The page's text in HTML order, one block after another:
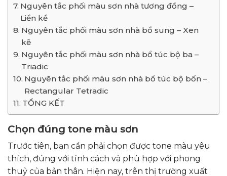
Nguyên tắc phối màu sơn nhà tương đồng –
Liền kề
Nguyên tắc phối màu sơn nhà bổ sung – Xen
kẽ
Nguyên tắc phối màu sơn nhà bổ túc bộ ba –
Triadic
Nguyên tắc phối màu sơn nhà bổ túc bộ bốn –
Rectangular Tetradic
TỔNG KẾT
Chọn đúng tone màu sơn
Trước tiên, bạn cần phải chọn được tone màu yêu
thích, đúng với tính cách và phù hợp với phong
thuỷ của bản thân. Hiện nay, trên thị trường xuất